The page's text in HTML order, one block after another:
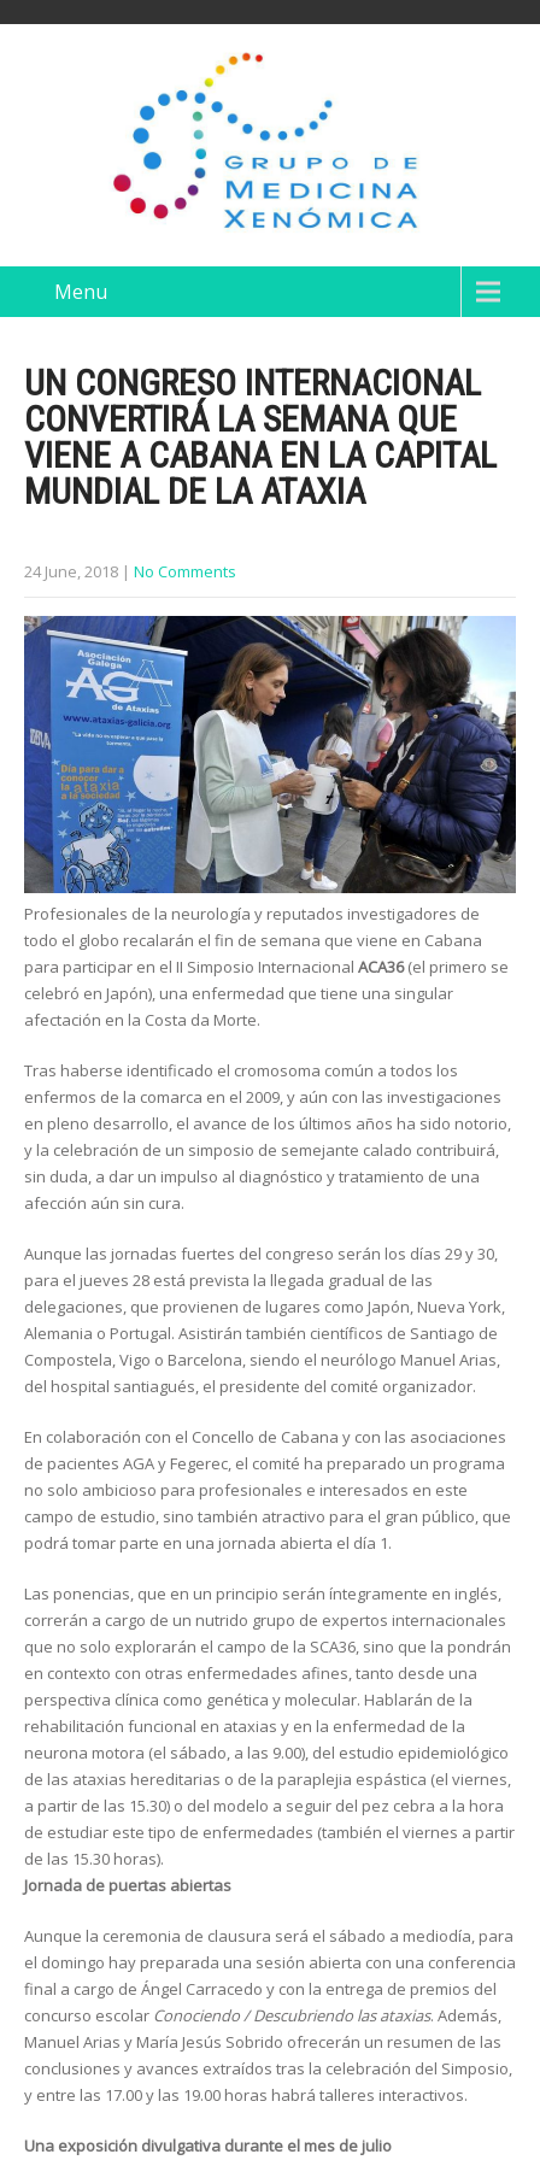
Menu
UN CONGRESO INTERNACIONAL
CONVERTIRÁ LA SEMANA QUE
VIENE A CABANA EN LA CAPITAL
MUNDIAL DE LA ATAXIA
24 June, 2018 | No Comments
Profesionales de la neurología y reputados investigadores de
todo el globo recalarán el fin de semana que viene en Cabana
para participar en el II Simposio Internacional ACA36(el primero se
celebró en Japón), una enfermedad que tiene una singular
afectación en la Costa da Morte.
Tras haberse identificado el cromosoma común a todos los
enfermos de la comarca en el 2009, y aún con las investigaciones
en pleno desarrollo, el avance de los últimos años ha sido notorio,
y la celebración de un simposio de semejante calado contribuirá,
sin duda, a dar un impulso al diagnóstico y tratamiento de una
afección aún sin cura.
Aunque las jornadas fuertes del congreso serán los días 29 y 30,
para el jueves 28 está prevista la llegada gradual de las
delegaciones, que provienen de lugares como Japón, Nueva York,
Alemania o Portugal. Asistirán también científicos de Santiago de
Compostela, Vigo o Barcelona, siendo el neurólogo Manuel Arias,
del hospital santiagués, el presidente del comité organizador.
En colaboración con el Concello de Cabana y con las asociaciones
de pacientes AGA y Fegerec, el comité ha preparado un programa
no solo ambicioso para profesionales e interesados en este
campo de estudio, sino también atractivo para el gran público, que
podrá tomar parte en una jornada abierta el día 1.
Las ponencias, que en un principio serán íntegramente en inglés,
correrán a cargo de un nutrido grupo de expertos internacionales
que no solo explorarán el campo de la SCA36, sino que la pondrán
en contexto con otras enfermedades afines, tanto desde una
perspectiva clínica como genética y molecular. Hablarán de la
rehabilitación funcional en ataxias y en la enfermedad de la
neurona motora (el sábado, a las 9.00), del estudio epidemiológico
de las ataxias hereditarias o de la paraplejia espástica (el viernes,
a partir de las 15.30) o del modelo a seguir del pez cebra a la hora
de estudiar este tipo de enfermedades (también el viernes a partir
de las 15.30 horas).
Jornada de puertas abiertas
Aunque la ceremonia de clausura será el sábado a mediodía, para
el domingo hay preparada una sesión abierta con una conferencia
final a cargo de Ángel Carracedo y con la entrega de premios del
concurso escolar Conociendo / Descubriendo las ataxias. Además,
Manuel Arias y María Jesús Sobrido ofrecerán un resumen de las
conclusiones y avances extraídos tras la celebración del Simposio,
y entre las 17.00 y las 19.00 horas habrá talleres interactivos.
Una exposición divulgativa durante el mes de julio